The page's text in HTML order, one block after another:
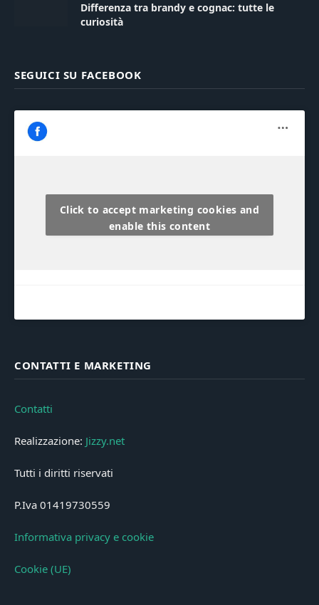
Differenza tra brandy e cognac: tutte le
curiosità
SEGUICI SU FACEBOOK
Click to accept marketing cookies and
enable this content
CONTATTI E MARKETING
Contatti
Realizzazione: Jizzy.net
Tutti i diritti riservati
P.Iva 01419730559
Informativa privacy e cookie
Cookie (UE)